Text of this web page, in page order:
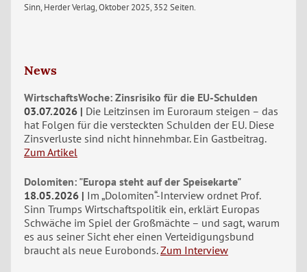
Sinn, Herder Verlag, Oktober 2025, 352 Seiten.
News
WirtschaftsWoche: Zinsrisiko für die EU-Schulden
03.07.2026
Die Leitzinsen im Euroraum steigen – das
hat Folgen für die versteckten Schulden der EU. Diese
Zinsverluste sind nicht hinnehmbar. Ein Gastbeitrag.
Zum Artikel
Dolomiten: "Europa steht auf der Speisekarte"
18.05.2026
Im „Dolomiten“-Interview ordnet Prof.
Sinn Trumps Wirtschaftspolitik ein, erklärt Europas
Schwäche im Spiel der Großmächte – und sagt, warum
es aus seiner Sicht eher einen Verteidigungsbund
braucht als neue Eurobonds. Zum Interview